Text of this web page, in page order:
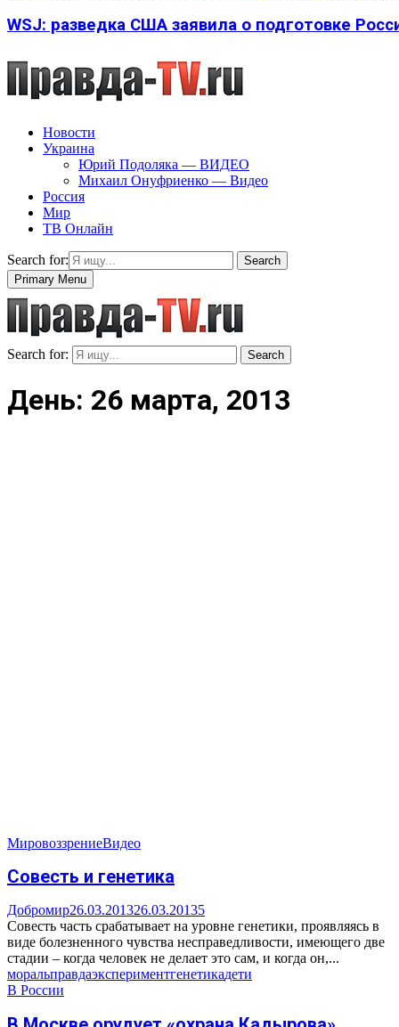
WSJ: разведка США заявила о подготовке
Новости
Украина
Юрий Подоляка — ВИДЕО
Михаил Онуфриенко — Видео
Россия
Мир
ТВ Онлайн
Search for:
Search
Primary Menu
Search for: Search
День: 26 марта, 2013
МировоззрениеВидео
Совесть и генетика
Добромир26.03.201326.03.20135
Совесть часть срабатывает на уровне генетики, проявляясь в
виде болезненного чувства несправедливости, имеющего две
стадии – когда человек не делает это сам, и когда он,...
моральправдаэкспериментгенетикадети
В России